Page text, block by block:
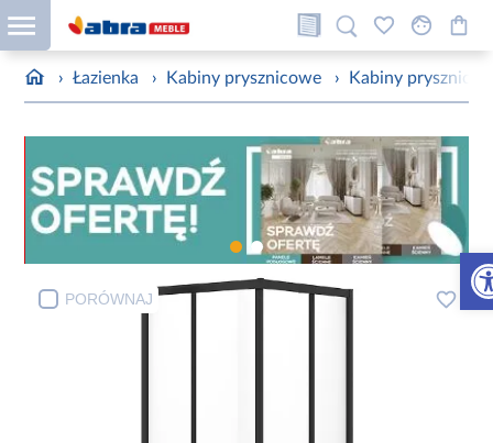
› Łazienka › Kabiny prysznicowe › Kabiny
PORÓWNAJ